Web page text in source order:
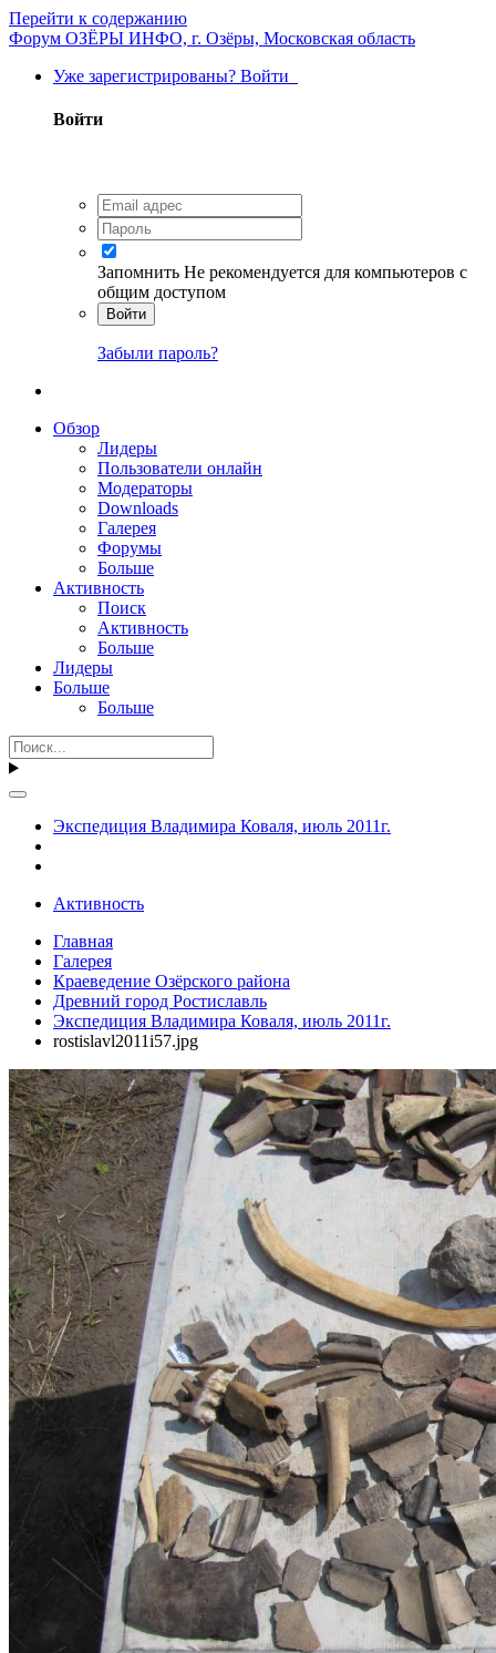
Перейти к содержанию
Форум ОЗЁРЫ ИНФО, г. Озёры, Московская область
Уже зарегистрированы? Войти
Войти
Запомнить Не рекомендуется для компьютеров с
общим доступом
Войти
Забыли пароль?
Обзор
Лидеры
Пользователи онлайн
Модераторы
Downloads
Галерея
Форумы
Больше
Активность
Поиск
Активность
Больше
Лидеры
Больше
Больше
Экспедиция Владимира Коваля, июль 2011г.
Активность
Главная
Галерея
Краеведение Озёрского района
Древний город Ростиславль
Экспедиция Владимира Коваля, июль 2011г.
rostislavl2011i57.jpg